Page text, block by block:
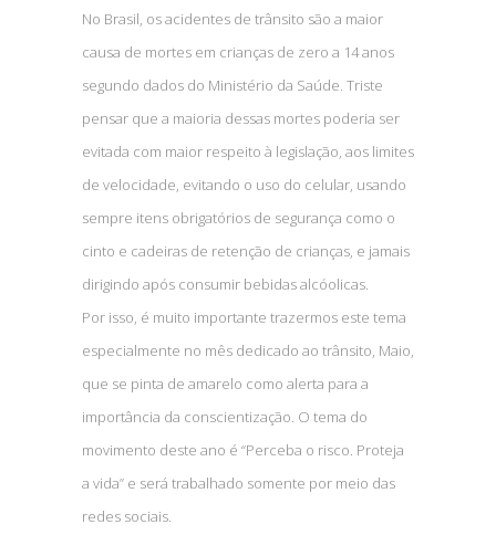
No Brasil, os acidentes de trânsito são a maior
causa de mortes em crianças de zero a 14 anos
segundo dados do Ministério da Saúde. Triste
pensar que a maioria dessas mortes poderia ser
evitada com maior respeito à legislação, aos limites
de velocidade, evitando o uso do celular, usando
sempre itens obrigatórios de segurança como o
cinto e cadeiras de retenção de crianças, e jamais
dirigindo após consumir bebidas alcóolicas.
Por isso, é muito importante trazermos este tema
especialmente no mês dedicado ao trânsito, Maio,
que se pinta de amarelo como alerta para a
importância da conscientização. O tema do
movimento deste ano é “Perceba o risco. Proteja
a vida” e será trabalhado somente por meio das
redes sociais.